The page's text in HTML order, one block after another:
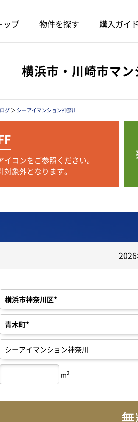
ップ 物件を探す 購入ガイド
横浜市・川崎市マ
グ ＞ シーアイマンション神奈川
コンをご参照ください。
象外となります。
m2